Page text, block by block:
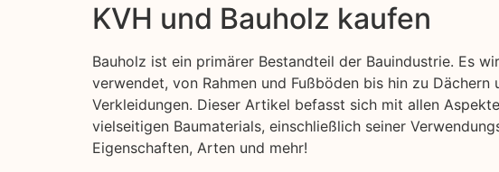
KVH und Bauholz kaufen
Bauholz ist ein primärer Bestandteil der Bauindustrie. Es
verwendet, von Rahmen und Fußböden bis hin zu Dächern
Verkleidungen. Dieser Artikel befasst sich mit allen
vielseitigen Baumaterials, einschließlich seiner
Eigenschaften, Arten und mehr!